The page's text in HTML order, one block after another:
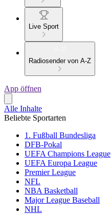
Live Sport
Radiosender von A-Z
App öffnen
Alle Inhalte
Beliebte Sportarten
1. Fußball Bundesliga
DFB-Pokal
UEFA Champions League
UEFA Europa League
Premier League
NFL
NBA Basketball
Major League Baseball
NHL